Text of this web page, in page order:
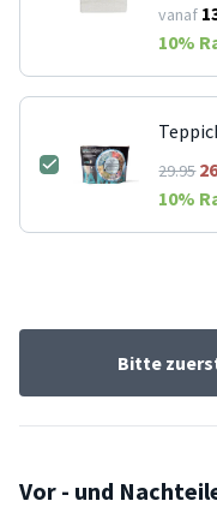
vanaf
10%
29.95
10%
Bitte
Vor - und